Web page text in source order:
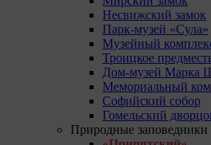
Несвижский замок
Парк-музей «Сула»
Музейный
Троицкое
Дом-музей Марка
Мемориальный
Софийский собор
Гомельский
Природные заповедники